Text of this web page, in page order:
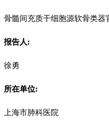
骨髓间充质干细胞源软骨类器
报告人:
徐勇
所在单位:
上海市肺科医院